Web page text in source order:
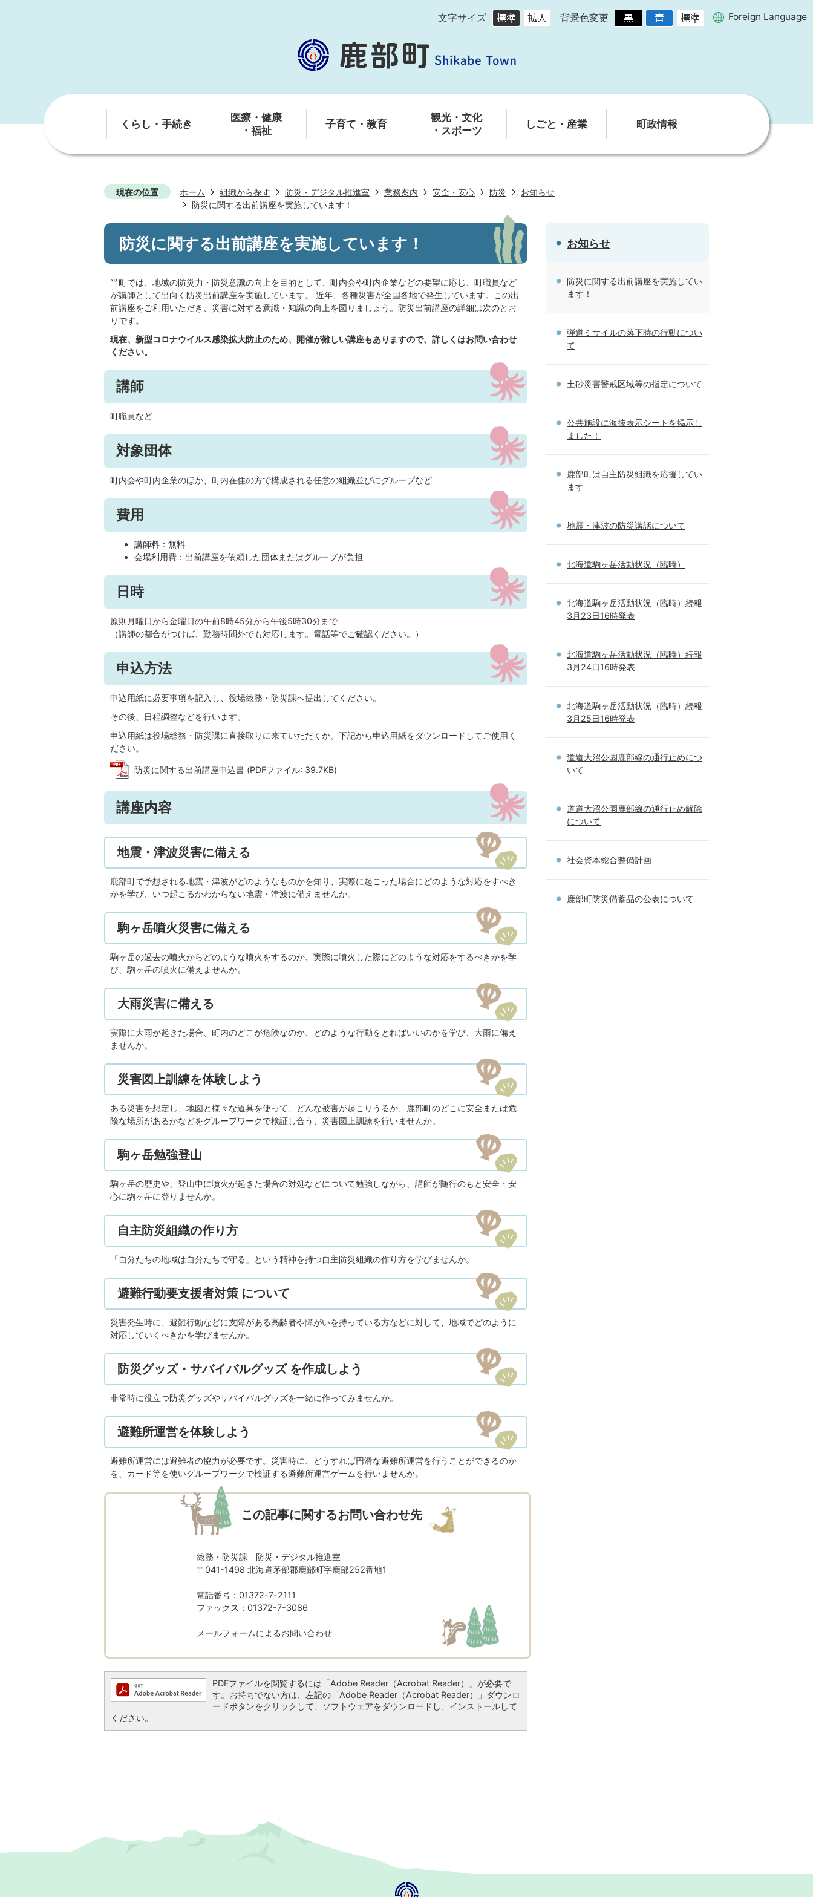
文字サイズ 背景色変更 Foreign Language
くらし・手続き
医療・健康
・福祉
子育て・教育
観光・文化
・スポーツ
しごと・産業 町政情報
現在の位置 ホーム 組織から探す 防災・デジタル推進室 業務案内 安全・安心 防災
お知らせ
防災に関する出前講座を実施しています！
防災に関する出前講座を実施しています！
当町では、地域の防災力・防災意識の向上を目的として、町内会や町内企業などの要望に応じ、町職員など
が講師として出向く防災出前講座を実施しています。 近年、各種災害が全国各地で発生しています。この出
前講座をご利用いただき、災害に対する意識・知識の向上を図りましょう。防災出前講座の詳細は次のとお
りです。
現在、新型コロナウイルス感染拡大防止のため、開催が難しい講座もありますので、詳しくはお問い合わせ
ください。
講師
町職員など
対象団体
町内会や町内企業のほか、町内在住の方で構成される任意の組織並びにグループなど
費用
講師料：無料
会場利用費：出前講座を依頼した団体またはグループが負担
日時
原則月曜日から金曜日の午前8時45分から午後5時30分まで
（講師の都合がつけば、勤務時間外でも対応します。電話等でご確認ください。）
申込方法
申込用紙に必要事項を記入し、役場総務・防災課へ提出してください。
その後、日程調整などを行います。
申込用紙は役場総務・防災課に直接取りに来ていただくか、下記から申込用紙をダウンロードしてご使用く
ださい。
防災に関する出前講座申込書 (PDFファイル: 39.7KB)
講座内容
地震・津波災害に備える
鹿部町で予想される地震・津波がどのようなものかを知り、実際に起こった場合にどのような対応をすべき
かを学び、いつ起こるかわからない地震・津波に備えませんか。
駒ヶ岳噴火災害に備える
駒ヶ岳の過去の噴火からどのような噴火をするのか、実際に噴火した際にどのような対応をするべきかを学
び、駒ヶ岳の噴火に備えませんか。
大雨災害に備える
実際に大雨が起きた場合、町内のどこが危険なのか、どのような行動をとればいいのかを学び、大雨に備え
ませんか。
災害図上訓練を体験しよう
ある災害を想定し、地図と様々な道具を使って、どんな被害が起こりうるか、鹿部町のどこに安全または危
険な場所があるかなどをグループワークで検証し合う、災害図上訓練を行いませんか。
駒ヶ岳勉強登山
駒ヶ岳の歴史や、登山中に噴火が起きた場合の対処などについて勉強しながら、講師が随行のもと安全・安
心に駒ヶ岳に登りませんか。
自主防災組織の作り方
「自分たちの地域は自分たちで守る」という精神を持つ自主防災組織の作り方を学びませんか。
避難行動要支援者対策 について
災害発生時に、避難行動などに支障がある高齢者や障がいを持っている方などに対して、地域でどのように
対応していくべきかを学びませんか。
防災グッズ・サバイバルグッズ を作成しよう
非常時に役立つ防災グッズやサバイバルグッズを一緒に作ってみませんか。
避難所運営を体験しよう
避難所運営には避難者の協力が必要です。災害時に、どうすれば円滑な避難所運営を行うことができるのか
を、カード等を使いグループワークで検証する避難所運営ゲームを行いませんか。
この記事に関するお問い合わせ先
総務・防災課 防災・デジタル推進室
〒041-1498 北海道茅部郡鹿部町字鹿部252番地1
電話番号：01372-7-2111
ファックス：01372-7-3086
メールフォームによるお問い合わせ
PDFファイルを閲覧するには「Adobe Reader（Acrobat Reader）」が必要で
す。お持ちでない方は、左記の「Adobe Reader（Acrobat Reader）」ダウンロ
ードボタンをクリックして、ソフトウェアをダウンロードし、インストールして
ください。
お知らせ
防災に関する出前講座を実施してい
ます！
弾道ミサイルの落下時の行動につい
て
土砂災害警戒区域等の指定について
公共施設に海抜表示シートを掲示し
ました！
鹿部町は自主防災組織を応援してい
ます
地震・津波の防災講話について
北海道駒ヶ岳活動状況（臨時）
北海道駒ヶ岳活動状況（臨時）続報
3月23日16時発表
北海道駒ヶ岳活動状況（臨時）続報
3月24日16時発表
北海道駒ヶ岳活動状況（臨時）続報
3月25日16時発表
道道大沼公園鹿部線の通行止めにつ
いて
道道大沼公園鹿部線の通行止め解除
について
社会資本総合整備計画
鹿部町防災備蓄品の公表について